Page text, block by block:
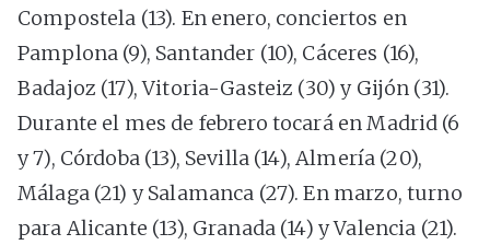
Compostela (13). En enero, conciertos en
Pamplona (9), Santander (10), Cáceres (16),
Badajoz (17), Vitoria-Gasteiz (30) y Gijón (31).
Durante el mes de febrero tocará en Madrid (6
y 7), Córdoba (13), Sevilla (14), Almería (20),
Málaga (21) y Salamanca (27). En marzo, turno
para Alicante (13), Granada (14) y Valencia (21).